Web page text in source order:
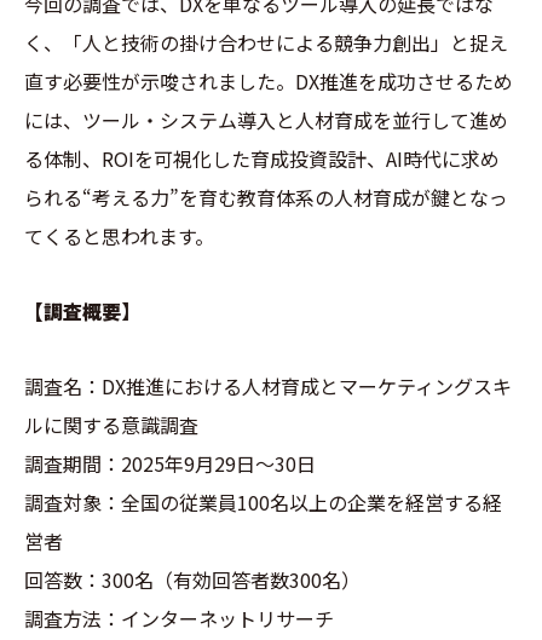
く、「人と技術の掛け合わせによる競争力創出」と捉え
直す必要性が示唆されました。DX推進を成功させるため
には、ツール・システム導入と人材育成を並行して進め
る体制、ROIを可視化した育成投資設計、AI時代に求め
られる“考える力”を育む教育体系の人材育成が鍵となっ
てくると思われます。
【調査概要】
調査名：DX推進における人材育成とマーケティングスキ
ルに関する意識調査
調査期間：2025年9月29日〜30日
調査対象：全国の従業員100名以上の企業を経営する経
営者
回答数：300名（有効回答者数300名）
調査方法：インターネットリサーチ